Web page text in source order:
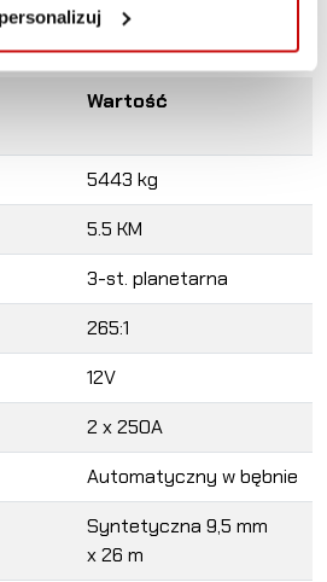
rekreacji off-roadowej oraz
Wartość
5443 kg
5.5 KM
3-st. planetarna
265:1
12V
2 x 250A
Automatyczny w bębnie
Syntetyczna 9,5 mm
x 26 m